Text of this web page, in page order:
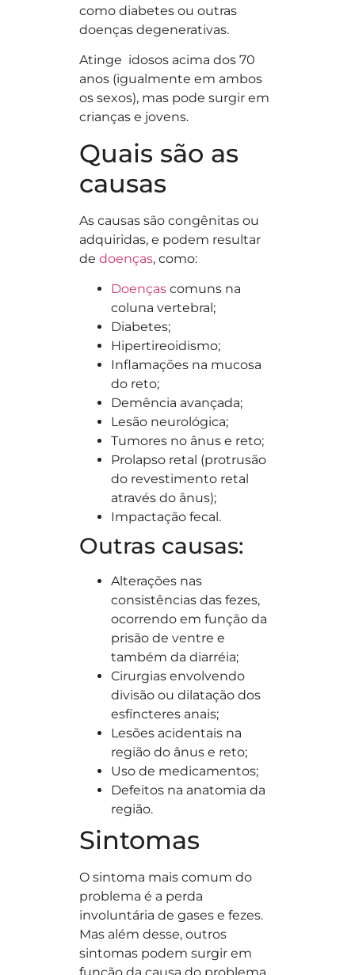
como diabetes ou outras
doenças degenerativas.
Atinge idosos acima dos 70
anos (igualmente em ambos
os sexos), mas pode surgir em
crianças e jovens.
Quais são as
causas
As causas são congênitas ou
adquiridas, e podem resultar
de doenças, como:
Doenças comuns na
coluna vertebral;
Diabetes;
Hipertireoidismo;
Inflamações na mucosa
do reto;
Demência avançada;
Lesão neurológica;
Tumores no ânus e reto;
Prolapso retal (protrusão
do revestimento retal
através do ânus);
Impactação fecal.
Outras causas:
Alterações nas
consistências das fezes,
ocorrendo em função da
prisão de ventre e
também da diarréia;
Cirurgias envolvendo
divisão ou dilatação dos
esfíncteres anais;
Lesões acidentais na
região do ânus e reto;
Uso de medicamentos;
Defeitos na anatomia da
região.
Sintomas
O sintoma mais comum do
problema é a perda
involuntária de gases e fezes.
Mas além desse, outros
sintomas podem surgir em